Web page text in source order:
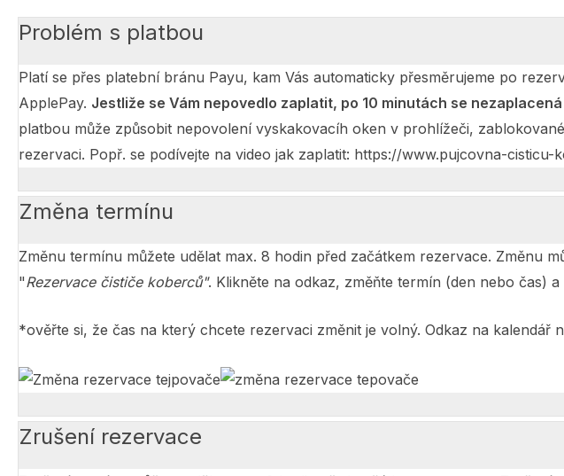
Problém s platbou
Platí se přes platební bránu Payu, kam Vás automaticky přesměrujeme po
ApplePay. Jestliže se Vám nepovedlo zaplatit, po 10 minutách se
platbou může způsobit nepovolení vyskakovacíh oken v prohlížeči,
rezervaci. Popř. se podívejte na video jak zaplatit: https://www.pujcovna-cisticu-
Změna termínu
Změnu termínu můžete udělat max. 8 hodin před začátkem rezervace. Změnu
"Rezervace čističe koberců". Klikněte na odkaz, změňte termín (den nebo čas)
*ověřte si, že čas na který chcete rezervaci změnit je volný. Odkaz na kalendář
Zrušení rezervace